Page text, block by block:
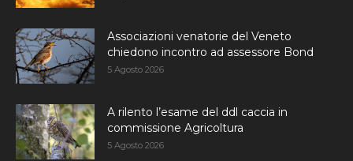
Associazioni venatorie del Veneto
chiedono incontro ad assessore Bond
5 Agosto 2026
A rilento l’esame del ddl caccia in
commissione Agricoltura
5 Agosto 2026